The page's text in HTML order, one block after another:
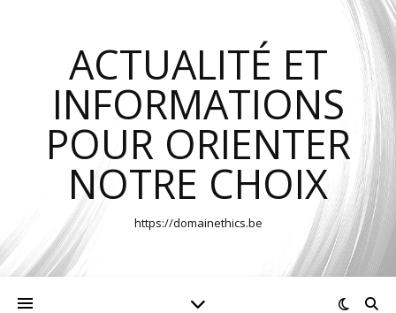
ACTUALITÉ ET
INFORMATIONS
POUR ORIENTER
NOTRE CHOIX
https://domainethics.be